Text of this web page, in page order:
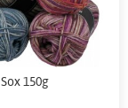
Sox 150g